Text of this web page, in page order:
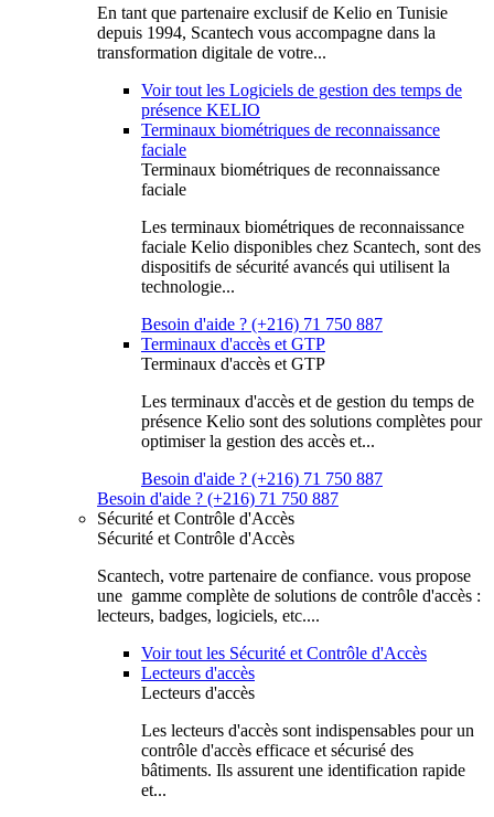
En tant que partenaire exclusif de Kelio en Tunisie
depuis 1994, Scantech vous accompagne dans la
transformation digitale de votre...
Voir tout les Logiciels de gestion des temps de
présence KELIO
Terminaux biométriques de reconnaissance
faciale
Terminaux biométriques de reconnaissance
faciale
Les terminaux biométriques de reconnaissance
faciale Kelio disponibles chez Scantech, sont des
dispositifs de sécurité avancés qui utilisent la
technologie...
Besoin d'aide ? (+216) 71 750 887
Terminaux d'accès et GTP
Terminaux d'accès et GTP
Les terminaux d'accès et de gestion du temps de
présence Kelio sont des solutions complètes pour
optimiser la gestion des accès et...
Besoin d'aide ? (+216) 71 750 887
Besoin d'aide ? (+216) 71 750 887
Sécurité et Contrôle d'Accès
Sécurité et Contrôle d'Accès
Scantech, votre partenaire de confiance. vous propose
une gamme complète de solutions de contrôle d'accès :
lecteurs, badges, logiciels, etc....
Voir tout les Sécurité et Contrôle d'Accès
Lecteurs d'accès
Lecteurs d'accès
Les lecteurs d'accès sont indispensables pour un
contrôle d'accès efficace et sécurisé des
bâtiments. Ils assurent une identification rapide
et...